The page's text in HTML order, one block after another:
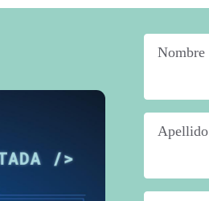
Nombre
Apellido